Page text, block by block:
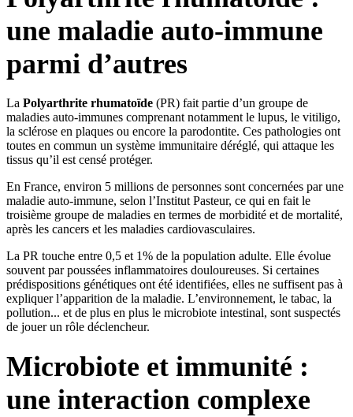
une maladie auto-immune
parmi d’autres
La Polyarthrite rhumatoïde (PR) fait partie d’un groupe de
maladies auto-immunes comprenant notamment le lupus, le vitiligo,
la sclérose en plaques ou encore la parodontite. Ces pathologies ont
toutes en commun un système immunitaire déréglé, qui attaque les
tissus qu’il est censé protéger.
En France, environ 5 millions de personnes sont concernées par une
maladie auto-immune, selon l’Institut Pasteur, ce qui en fait le
troisième groupe de maladies en termes de morbidité et de mortalité,
après les cancers et les maladies cardiovasculaires.
La PR touche entre 0,5 et 1% de la population adulte. Elle évolue
souvent par poussées inflammatoires douloureuses. Si certaines
prédispositions génétiques ont été identifiées, elles ne suffisent pas à
expliquer l’apparition de la maladie. L’environnement, le tabac, la
pollution... et de plus en plus le microbiote intestinal, sont suspectés
de jouer un rôle déclencheur.
Microbiote et immunité :
une interaction complexe